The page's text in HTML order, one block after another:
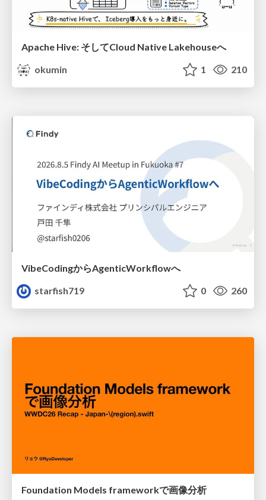
Apache Hive: そしてCloud Native Lakehouseへ
okumin
1 210
VibeCodingからAgenticWorkflowへ
starfish719
0 260
Foundation Models frameworkで画像分析